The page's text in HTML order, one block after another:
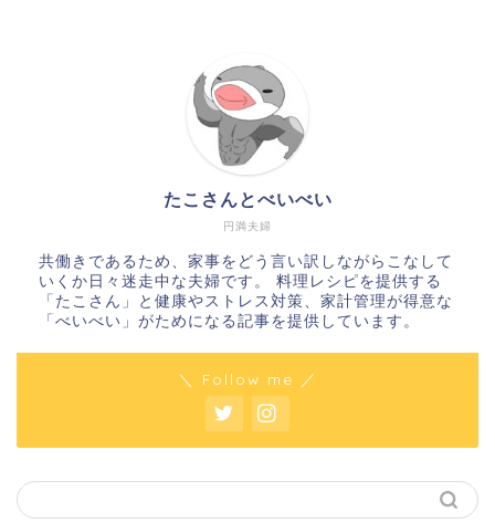
円満夫婦
たこさんとべいべい
共働きであるため、家事をどう言い訳しながらこなして
いくか日々迷走中な夫婦です。 料理レシピを提供する
「たこさん」と健康やストレス対策、家計管理が得意な
「べいべい」がためになる記事を提供しています。
＼ Follow me ／